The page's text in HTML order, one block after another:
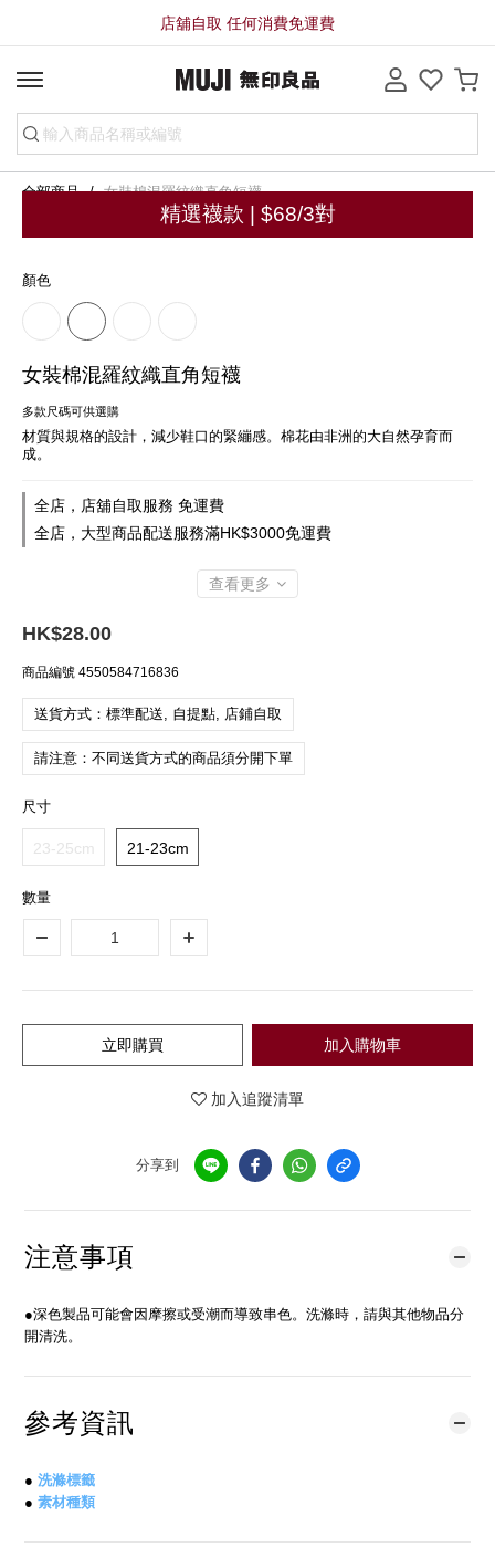
店舖自取 任何消費免運費
全部商品 女裝棉混羅紋織直角短襪
精選襪款 | $68/3對
顏色
女裝棉混羅紋織直角短襪
多款尺碼可供選購
材質與規格的設計，減少鞋口的緊繃感。棉花由非洲的大自然孕育而
成。
全店，店舖自取服務 免運費
全店，大型商品配送服務滿HK$3000免運費
查看更多
HK$28.00
商品編號 4550584716836
送貨方式：標準配送, 自提點, 店鋪自取
請注意：不同送貨方式的商品須分開下單
尺寸
23-25cm 21-23cm
數量
加入購物車
立即購買
加入追蹤清單
分享到
注意事項
●深色製品可能會因摩擦或受潮而導致串色。洗滌時，請與其他物品分
開清洗。
參考資訊
● 洗滌標籤
● 素材種類